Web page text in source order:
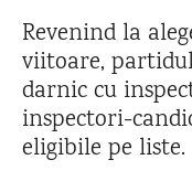
Revenind la
viitoare,
darnic cu
inspectori-
eligibile pe liste.